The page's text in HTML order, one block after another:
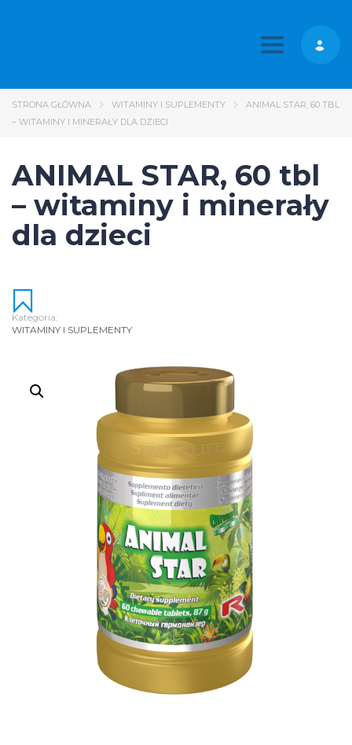
Toggle
STRONA GŁÓWNA WITAMINY I SUPLEMENTY
ANIMAL STAR, 60 TBL
– WITAMINY I MINERAŁY DLA DZIECI
ANIMAL STAR, 60 tbl
– witaminy i minerały
dla dzieci
Kategoria:
WITAMINY I SUPLEMENTY